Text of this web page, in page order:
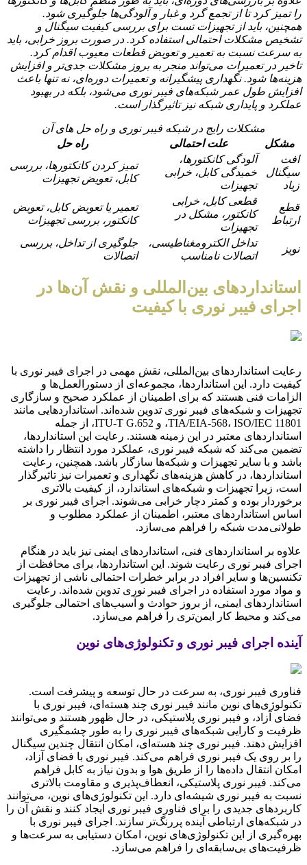
را تمیز کرد تا از تجمع گرد و غبار و آلودگی‌ها جلوگیری شود.
همچنین، باید از تجهیزات تست برای بررسی کیفیت سیگنال و
تشخیص مشکلات احتمالی استفاده کرد. در صورت بروز خرابی، باید
به سرعت نسبت به تعمیر و تعویض قطعات معیوب اقدام کرد.
تاخیر در تعمیرات می‌تواند منجر به بروز مشکلات جدی‌تر و افزایش
هزینه‌ها شود. نگهداری پیشگیرانه و تعمیرات دوره‌ای، نه تنها باعث
افزایش طول عمر شبکه‌های فیبر نوری می‌شود، بلکه در بهبود
عملکرد و پایداری شبکه نیز تاثیرگذار است.
مشکلات رایج در شبکه فیبر نوری و راه حل های آن
مشکل
علت احتمالی
راه حل
افت
سیگنال
زیاد
آلودگی کانکتورها،
خمیدگی کابل، خرابی
تجهیزات
تمیز کردن کانکتورها، بررسی
کابل، تعویض تجهیزات
قطع
ارتباط
قطعی کابل، خرابی
کانکتور، مشکل در
تجهیزات
تعمیر یا تعویض کابل، تعویض
کانکتور، بررسی تجهیزات
نویز
تداخل الکترومغناطیسی،
اتصالات نامناسب
جلوگیری از تداخل، بررسی
اتصالات
استانداردهای بین‌المللی و نقش آن‌ها در
اجرای فیبر نوری با کیفیت
رعایت استانداردهای بین‌المللی، نقش مهمی در اجرای فیبر نوری با
کیفیت دارد. این استانداردها، مجموعه‌ای از دستورالعمل‌ها و
الزامات فنی هستند که برای اطمینان از عملکرد صحیح و سازگاری
تجهیزات و شبکه‌های فیبر نوری تدوین شده‌اند. استانداردهایی مانند
TIA/EIA-568، ISO/IEC 11801، و ITU-T G.652، از جمله
استانداردهای معتبر در این زمینه هستند. رعایت این استانداردها،
تضمین می‌کند که شبکه فیبر نوری، عملکرد مورد انتظار را داشته
باشد و با سایر تجهیزات و شبکه‌ها سازگار باشد. همچنین، رعایت
استانداردها، در کاهش هزینه‌های نگهداری و تعمیرات نیز تاثیرگذار
است، زیرا تجهیزات و شبکه‌های استاندارد، از کیفیت بالاتری
برخوردار بوده و کمتر دچار خرابی می‌شوند. اجرای فیبر نوری بر
اساس استانداردهای معتبر، اطمینان از عملکرد مطلوب و
طولانی‌مدت شبکه را فراهم می‌سازد.
علاوه بر استانداردهای فنی، استانداردهای ایمنی نیز باید در هنگام
اجرای فیبر نوری رعایت شوند. این استانداردها، برای محافظت از
تکنسین‌ها و سایر افراد در برابر خطرات احتمالی ناشی از تجهیزات
و مواد مورد استفاده در اجرای فیبر نوری تدوین شده‌اند. رعایت
استانداردهای ایمنی، از بروز حوادث و آسیب‌های احتمالی جلوگیری
می‌کند و محیط کار ایمن‌تری را فراهم می‌سازد.
آینده اجرای فیبر نوری و تکنولوژی‌های نوین
فناوری فیبر نوری، به سرعت در حال توسعه و پیشرفت است.
تکنولوژی‌های نوین مانند فیبر نوری چند هسته‌ای، فیبر نوری با
فضای آزاد، و فیبر نوری پلاستیکی، در حال ظهور هستند و می‌توانند
ظرفیت و کارایی شبکه‌های فیبر نوری را به طور چشمگیری
افزایش دهند. فیبر نوری چند هسته‌ای، امکان انتقال چندین سیگنال
را بر روی یک فیبر نوری فراهم می‌کند. فیبر نوری با فضای آزاد،
امکان انتقال داده‌ها را از طریق هوا و بدون نیاز به کابل فراهم
می‌کند. فیبر نوری پلاستیکی، انعطاف‌پذیری و مقاومت بالاتری
نسبت به فیبر نوری شیشه‌ای دارد. این تکنولوژی‌های نوین، می‌توانند
کاربردهای جدیدی را برای فناوری فیبر نوری ایجاد کنند و نقش آن را
در شبکه‌های ارتباطی آینده پررنگ‌تر سازند. اجرای فیبر نوری با
بهره‌گیری از این تکنولوژی‌های نوین، امکان دستیابی به سرعت‌ها و
ظرفیت‌های بی‌سابقه‌ای را فراهم می‌سازد.